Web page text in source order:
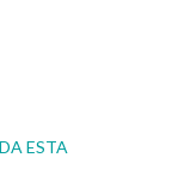
ESTA